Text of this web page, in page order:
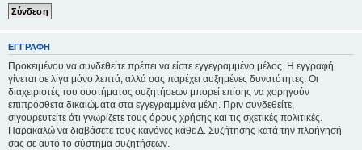
ΕΓΓΡΑΦΉ
Προκειμένου να συνδεθείτε πρέπει να είστε εγγεγραμμένο μέλος. Η εγγραφή
γίνεται σε λίγα μόνο λεπτά, αλλά σας παρέχει αυξημένες δυνατότητες. Οι
διαχειριστές του συστήματος συζητήσεων μπορεί επίσης να χορηγούν
επιπρόσθετα δικαιώματα στα εγγεγραμμένα μέλη. Πριν συνδεθείτε,
σιγουρευτείτε ότι γνωρίζετε τους όρους χρήσης και τις σχετικές πολιτικές.
Παρακαλώ να διαβάσετε τους κανόνες κάθε Δ. Συζήτησης κατά την πλοήγησή
σας σε αυτό το σύστημα συζητήσεων.